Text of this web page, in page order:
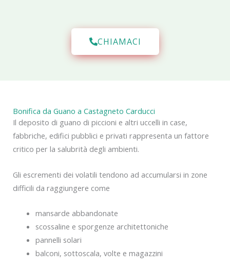
CHIAMACI
Bonifica da Guano a Castagneto Carducci
Il deposito di guano di piccioni e altri uccelli in case,
fabbriche, edifici pubblici e privati rappresenta un fattore
critico per la salubrità degli ambienti.
Gli escrementi dei volatili tendono ad accumularsi in zone
difficili da raggiungere come
mansarde abbandonate
scossaline e sporgenze architettoniche
pannelli solari
balconi, sottoscala, volte e magazzini